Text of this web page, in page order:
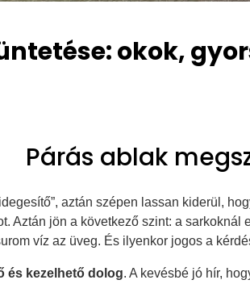
okok,
Párás ablak
aztán szépen lassan kiderül,
Aztán jön a következő szint: a
víz az üveg. És ilyenkor jogos a
és kezelhető dolog. A kevésbé jó hír,